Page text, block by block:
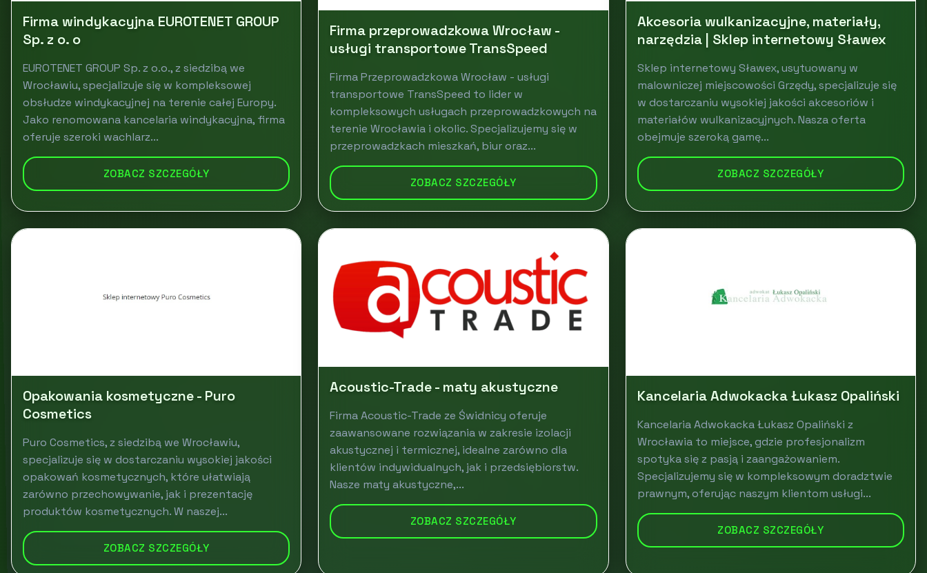
Firma windykacyjna EUROTENET GROUP
Sp. z o. o
EUROTENET GROUP Sp. z o.o., z siedzibą we
Wrocławiu, specjalizuje się w kompleksowej
obsłudze windykacyjnej na terenie całej Europy.
Jako renomowana kancelaria windykacyjna, firma
oferuje szeroki wachlarz...
ZOBACZ SZCZEGÓŁY
Firma przeprowadzkowa Wrocław -
usługi transportowe TransSpeed
Firma Przeprowadzkowa Wrocław - usługi
transportowe TransSpeed to lider w
kompleksowych usługach przeprowadzkowych na
terenie Wrocławia i okolic. Specjalizujemy się w
przeprowadzkach mieszkań, biur oraz...
ZOBACZ SZCZEGÓŁY
Akcesoria wulkanizacyjne, materiały,
narzędzia | Sklep internetowy Sławex
Sklep internetowy Sławex, usytuowany w
malowniczej miejscowości Grzędy, specjalizuje się
w dostarczaniu wysokiej jakości akcesoriów i
materiałów wulkanizacyjnych. Nasza oferta
obejmuje szeroką gamę...
ZOBACZ SZCZEGÓŁY
Opakowania kosmetyczne - Puro
Cosmetics
Puro Cosmetics, z siedzibą we Wrocławiu,
specjalizuje się w dostarczaniu wysokiej jakości
opakowań kosmetycznych, które ułatwiają
zarówno przechowywanie, jak i prezentację
produktów kosmetycznych. W naszej...
ZOBACZ SZCZEGÓŁY
Acoustic-Trade - maty akustyczne
Firma Acoustic-Trade ze Świdnicy oferuje
zaawansowane rozwiązania w zakresie izolacji
akustycznej i termicznej, idealne zarówno dla
klientów indywidualnych, jak i przedsiębiorstw.
Nasze maty akustyczne,...
ZOBACZ SZCZEGÓŁY
Kancelaria Adwokacka Łukasz Opaliński
Kancelaria Adwokacka Łukasz Opaliński z
Wrocławia to miejsce, gdzie profesjonalizm
spotyka się z pasją i zaangażowaniem.
Specjalizujemy się w kompleksowym doradztwie
prawnym, oferując naszym klientom usługi...
ZOBACZ SZCZEGÓŁY